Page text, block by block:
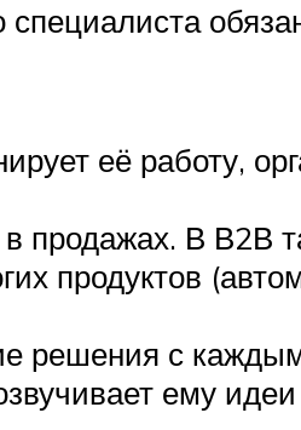
её работу,
в продажах. В В2В
продуктов
решения с
ему